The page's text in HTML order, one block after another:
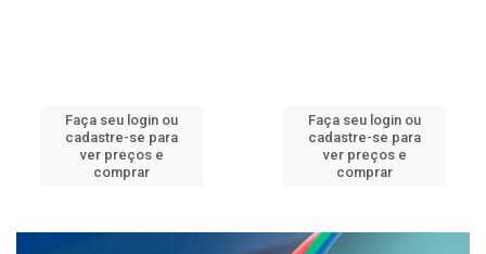
Faça seu login ou
cadastre-se para
ver preços e
comprar
Faça seu login ou
cadastre-se para
ver preços e
comprar